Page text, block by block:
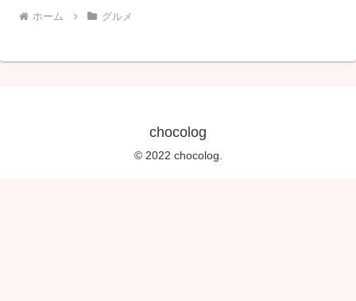
ホーム グルメ
chocolog
© 2022 chocolog.